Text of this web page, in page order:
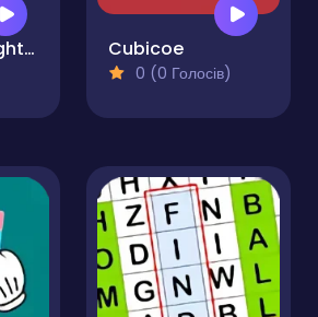
Ultimate Noughts & Crosses Cubicoe
0 (0 Голосів)